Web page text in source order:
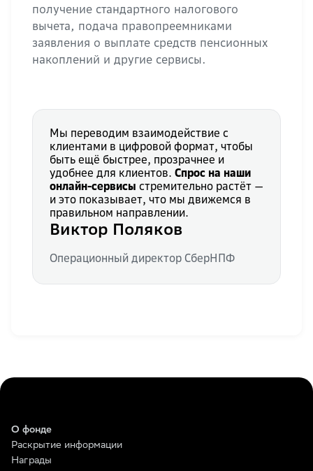
получение стандартного налогового
вычета, подача правопреемниками
заявления о выплате средств пенсионных
накоплений и другие сервисы.
Мы переводим взаимодействие с
клиентами в цифровой формат, чтобы
быть ещё быстрее, прозрачнее и
удобнее для клиентов. Спрос на наши
онлайн-сервисы стремительно растёт —
и это показывает, что мы движемся в
правильном направлении.
Виктор Поляков
Операционный директор СберНПФ
О фонде
Раскрытие информации
Награды